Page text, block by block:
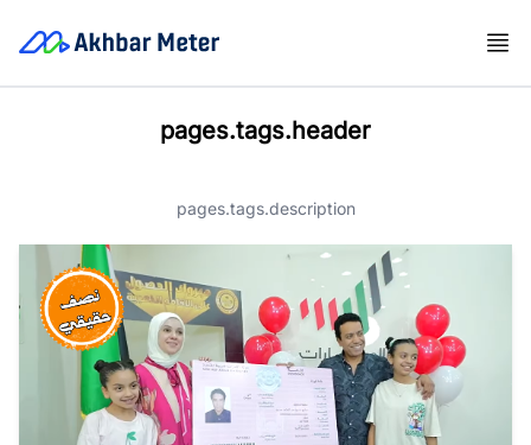
pages.tags.header
pages.tags.description